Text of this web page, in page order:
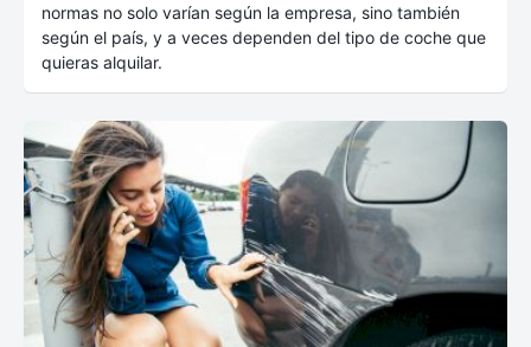
normas no solo varían según la empresa, sino también
según el país, y a veces dependen del tipo de coche que
quieras alquilar.